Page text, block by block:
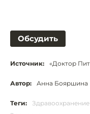
Обсудить
Источник: «Доктор
Автор: Анна Бояршина
Теги: